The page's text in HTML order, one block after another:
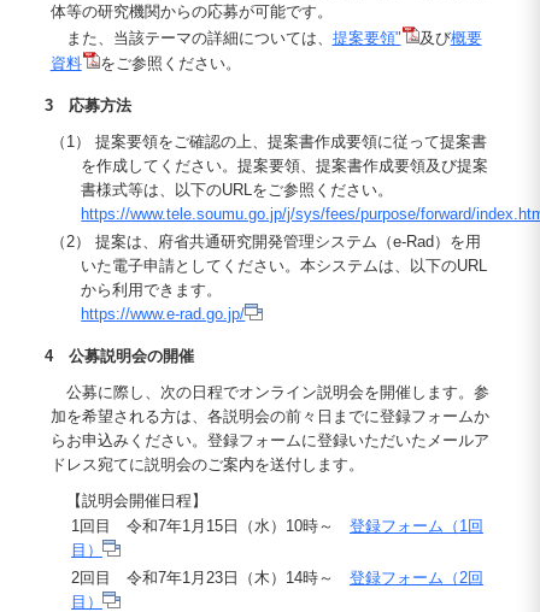
体等の研究機関からの応募が可能です。
また、当該テーマの詳細については、 提案要領" 及び概要
資料
をご参照ください。
3 応募方法
（1） 提案要領をご確認の上、提案書作成要領に従って提案書
を作成してください。提案要領、提案書作成要領及び提案
書様式等は、以下のURLをご参照ください。
https://www.tele.soumu.go.jp/j/sys/fees/purpose/forward/
（2） 提案は、府省共通研究開発管理システム（e-Rad）を用
いた電子申請としてください。本システムは、以下のURL
から利用できます。
https://www.e-rad.go.jp/
4 公募説明会の開催
公募に際し、次の日程でオンライン説明会を開催します。参
加を希望される方は、各説明会の前々日までに登録フォームか
らお申込みください。登録フォームに登録いただいたメールア
ドレス宛てに説明会のご案内を送付します。
【説明会開催日程】
1回目 令和7年1月15日（水）10時～ 登録フォーム（1回
目）
2回目 令和7年1月23日（木）14時～ 登録フォーム（2回
目）